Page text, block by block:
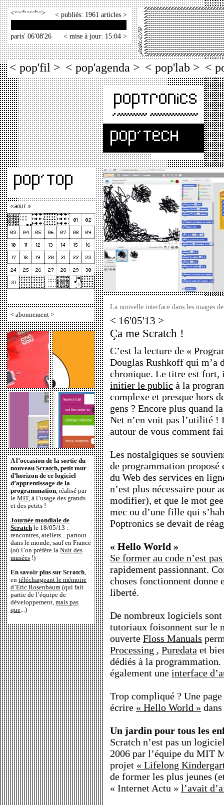
< > < publiés: 1961 articles >
paris' 06'08'26 < mise à jour: 15:04 >
< pop'fil > < pop'agenda > < pop'lab > <
< abonnement >
A l’occasion de la sortie du
nouveau Scratch, petit tour
d’horizon de ce logiciel
d’apprentissage de la
programmation, réalisé par
le MIT, à l’usage des grands
et des petits !
Journée mondiale de
Scratch le 18/05/13 :
rencontres, ateliers... partout
dans le monde, sauf en France
(où l’on préfère la Nuit des
musées !)
En savoir plus sur Scratch,
en téléchargeant le mémoire
d’Eric Rosenbaum (qui fait
partie de l’équipe de
développement, mais pas
que...)
La nouvelle interface dans les nuages
< 16'05'13 >
Ça me Scratch !
C’est la lecture de «
Douglas Rushkoff qui m’a
chronique. Le titre est
initier le public à la
complexe et presque hors
gens ? Encore plus quand
Net n’en voit pas l’utilité !
autour de vous comment
Les nostalgiques se
de programmation proposé
du Web des services en
n’est plus nécessaire pour
modifier), et que le mot
mec ou d’une fille qui
Poptronics se devait de
« Hello World »
Se former au code n’est
rapidement passionnant.
choses fonctionnent donne
liberté.
De nombreux logiciels
tutoriaux foisonnent sur le
ouverte Floss Manuals
Processing , Puredata et
dédiés à la
également une interface
Trop compliqué ? Une
écrire « Hello World » dans
Un jardin pour tous les
Scratch n’est pas un
2006 par l’équipe du MIT
projet « Lifelong
de former les plus jeunes
« Internet Actu » l’avait